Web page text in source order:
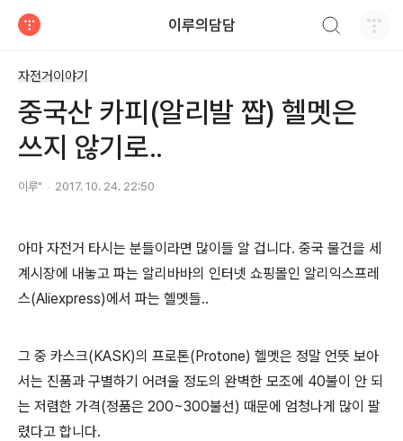
이루의담담
자전거이야기
중국산 카피(알리발 짭) 헬멧은
쓰지 않기로..
이루" 2017. 10. 24. 22:50
아마 자전거 타시는 분들이라면 많이들 알 겁니다. 중국 물건을 세
계시장에 내놓고 파는 알리바바의 인터넷 쇼핑몰인 알리익스프레
스(Aliexpress)에서 파는 헬멧들..
그 중 카스크(KASK)의 프로톤(Protone) 헬멧은 정말 언뜻 보아
서는 진품과 구별하기 어려울 정도의 완벽한 모조에 40불이 안 되
는 저렴한 가격(정품은 200~300불선) 때문에 엄청나게 많이 팔
렸다고 합니다.